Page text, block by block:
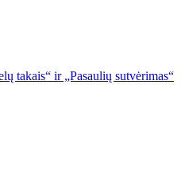
takais“ ir „Pasaulių sutvėrimas“